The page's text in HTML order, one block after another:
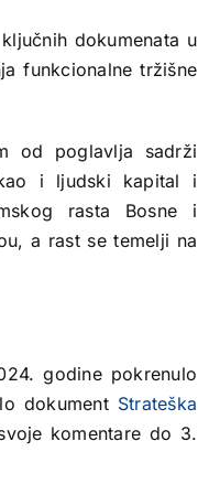
dokumenata u
funkcionalne tržišne
od poglavlja sadrži
i ljudski kapital i
rasta Bosne i
a rast se temelji na
godine pokrenulo
dokument Strateška
komentare do 3.